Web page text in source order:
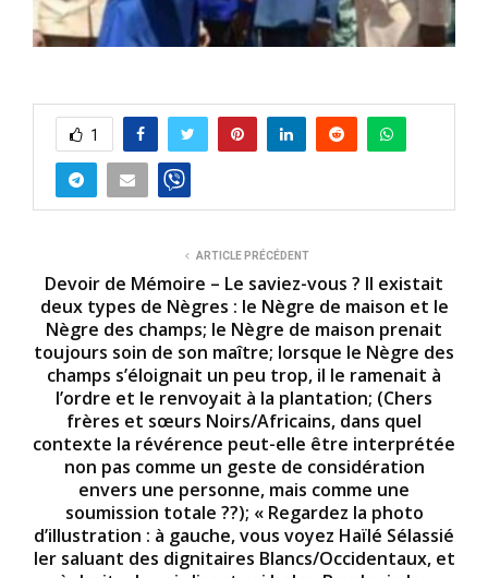
1
ARTICLE PRÉCÉDENT
Devoir de Mémoire – Le saviez-vous ? Il existait
deux types de Nègres : le Nègre de maison et le
Nègre des champs; le Nègre de maison prenait
toujours soin de son maître; lorsque le Nègre des
champs s’éloignait un peu trop, il le ramenait à
l’ordre et le renvoyait à la plantation; (Chers
frères et sœurs Noirs/Africains, dans quel
contexte la révérence peut-elle être interprétée
non pas comme un geste de considération
envers une personne, mais comme une
soumission totale ??); « Regardez la photo
d’illustration : à gauche, vous voyez Haïlé Sélassié
Ier saluant des dignitaires Blancs/Occidentaux, et